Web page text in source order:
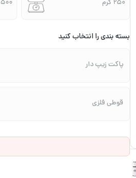
250 گرم 500 گرم
بسته بندی را انتخاب کنید
پاکت زیپ دار
قوطی فلزی